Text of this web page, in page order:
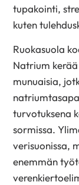
tupakointi,
kuten
Ruokasuola
Natrium
munuaisia,
turvotuksena
sormissa.
verisuonissa,
enemmän